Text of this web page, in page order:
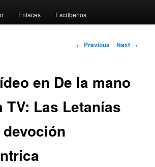
Enlaces Escríbenos
Post
← Previous Next →
en De la mano
TV: Las Letanías